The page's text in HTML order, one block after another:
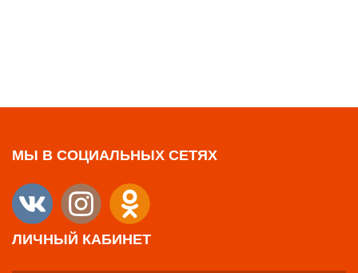
МЫ В СОЦИАЛЬНЫХ СЕТЯХ
ЛИЧНЫЙ КАБИНЕТ